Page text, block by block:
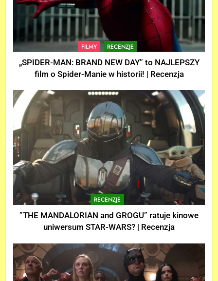
FILMY RECENZJE
„SPIDER-MAN: BRAND NEW DAY” to NAJLEPSZY
film o Spider-Manie w historii! | Recenzja
RECENZJE
”THE MANDALORIAN and GROGU” ratuje kinowe
uniwersum STAR-WARS? | Recenzja